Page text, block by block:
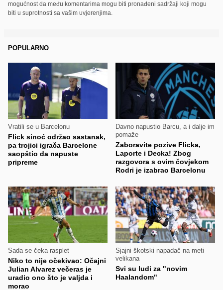
mogućnost da među komentarima mogu biti pronađeni sadržaji koji mogu
biti u suprotnosti sa vašim uvjerenjima.
POPULARNO
Vratili se u Barcelonu
Flick sinoć održao sastanak,
pa trojici igrača Barcelone
saopštio da napuste
pripreme
Davno napustio Barcu, a i dalje im
pomaže
Zaboravite pozive Flicka,
Laporte i Decka! Zbog
razgovora s ovim čovjekom
Rodri je izabrao Barcelonu
Sada se čeka rasplet
Niko to nije očekivao: Očajni
Julian Alvarez večeras je
uradio ono što je valjda i
morao
Sjajni škotski napadač na meti
velikana
Svi su ludi za "novim
Haalandom"